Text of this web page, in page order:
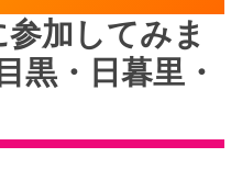
加してみま
黒・日暮里・